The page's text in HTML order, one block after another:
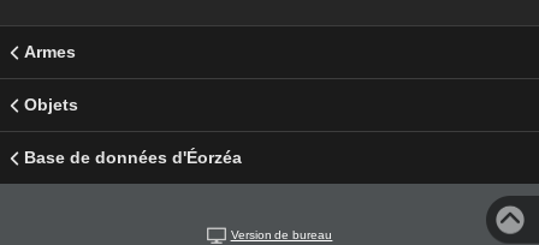
Armes
Objets
Base de données d'Éorzéa
Version de bureau